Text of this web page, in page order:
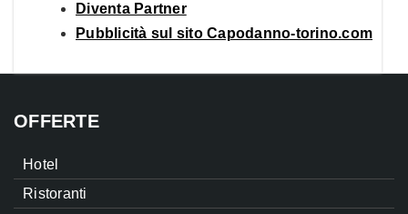
Diventa Partner
Pubblicità sul sito Capodanno-torino.com
OFFERTE
Hotel
Ristoranti